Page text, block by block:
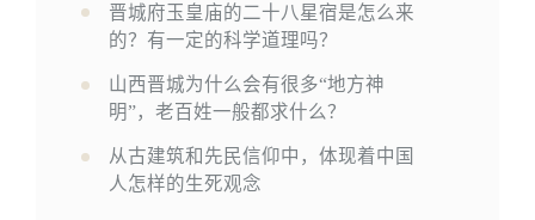
晋城府玉皇庙的二十八星宿是怎么来
的？有一定的科学道理吗？
山西晋城为什么会有很多“地方神
明”，老百姓一般都求什么？
从古建筑和先民信仰中，体现着中国
人怎样的生死观念